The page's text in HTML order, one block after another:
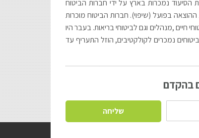
נמכרות בארץ על ידי חברות הביטוח
בפועל (שיפוי). חברות הביטוח מוכרות
חיים ,מנהלים וגם לביטוחי בריאות. בעבר היו
נמכרים לקולקטיבים, הוזל התעריף עד
בהקדם
שליחה